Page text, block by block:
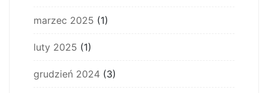
marzec 2025 (1)
luty 2025 (1)
grudzień 2024 (3)